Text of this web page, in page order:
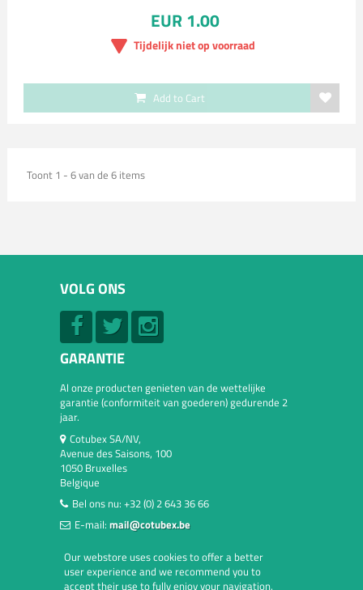
EUR 1.00
Tijdelijk niet op voorraad
Add to Cart
Toont 1 - 6 van de 6 items
VOLG ONS
GARANTIE
Al onze producten genieten van de wettelijke
garantie (conformiteit van goederen) gedurende 2
jaar.
Cotubex SA/NV,
Avenue des Saisons, 100
1050 Bruxelles
Belgique
Bel ons nu: +32 (0) 2 643 36 66
E-mail: mail@cotubex.be
Our webstore uses cookies to offer a better
user experience and we recommend you to
accept their use to fully enjoy your navigation.